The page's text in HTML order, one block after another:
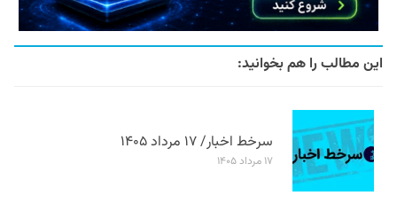
این مطالب را هم بخوانید:
سرخط اخبار/ ۱۷ مرداد ۱۴۰۵
۱۷ مرداد ۱۴۰۵